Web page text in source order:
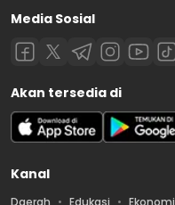
Media Sosial
Akan tersedia di
Kanal